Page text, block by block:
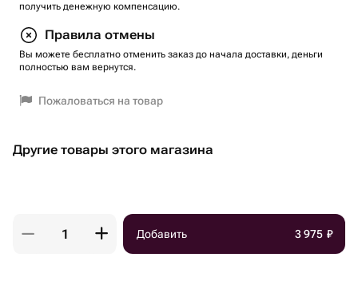
получить денежную компенсацию.
Правила отмены
Вы можете бесплатно отменить заказ до начала доставки, деньги
полностью вам вернутся.
Пожаловаться на товар
Другие товары этого магазина
Добавить 3 975 ₽